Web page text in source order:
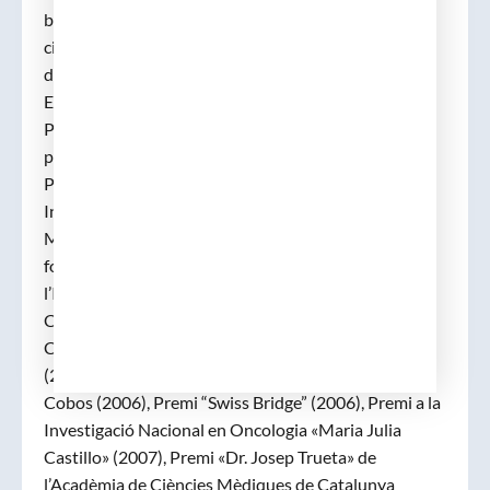
biomèdiques, és membre de nombroses societats
científiques internacionals, d’editorials i crític de
diverses revistes i entitats patrocinadores.
El Dr. Esteller ha rebut nombrosos premis incloent
Premi al Millor Investigador Jove en Càncer atorgat
per la European School of Medical Oncology (1999),
Premi en Investigació Bàsica en la Universitat i
Institució Mèdica Johns Hopkins (1999), Premi al
Millor Investigador Jove de la European Association
for Cancer Research (EACR) (2000), Premi a
l’Investigador Jove de la American Association for
Cancer Research-AFLAC (2001), el Premi
Carcinogenesi (2005), Premi Beckman-Coulter
(2006), Premi a la Investigació Biomèdica Francisco
Cobos (2006), Premi “Swiss Bridge” (2006), Premi a la
Investigació Nacional en Oncologia «Maria Julia
Castillo» (2007), Premi «Dr. Josep Trueta» de
l’Acadèmia de Ciències Mèdiques de Catalunya